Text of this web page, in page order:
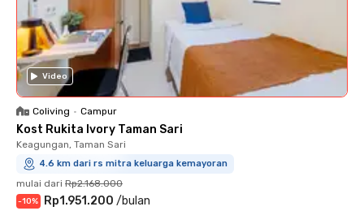
Video
Coliving • Campur
Kost Rukita Ivory Taman Sari
Keagungan, Taman Sari
4.6 km dari rs mitra keluarga kemayoran
mulai dari Rp2.168.000
-10% Rp1.951.200 /bulan